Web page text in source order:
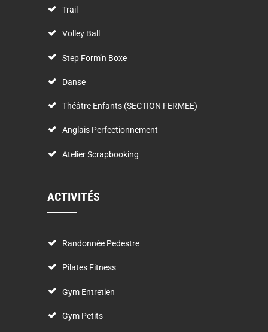
Trail
Volley Ball
Step Form’n Boxe
Danse
Théâtre Enfants (SECTION FERMEE)
Anglais Perfectionnement
Atelier Scrapbooking
ACTIVITÉS
Randonnée Pedestre
Pilates Fitness
Gym Entretien
Gym Petits